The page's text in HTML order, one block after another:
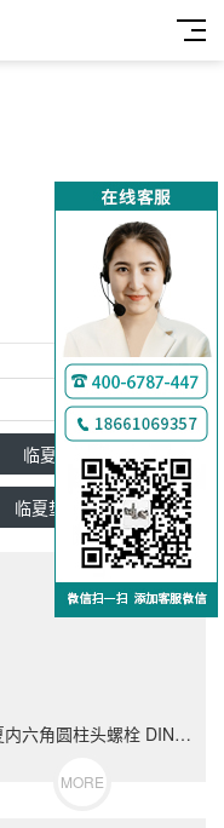
临夏双头牙条类
临夏垫圈及挡圈类
临夏内六角圆柱头螺栓 DIN912 不锈钢（304/316）碳钢 合金钢
MORE